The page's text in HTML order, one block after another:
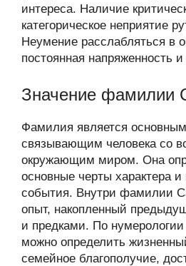
интереса. Наличие
категорическое неприятие
Неумение расслабляться в
постоянная напряженность
Значение фамилии
Фамилия является
связывающим человека со
окружающим миром. Она
основные черты характера
события. Внутри фамилии
опыт, накопленный
и предками. По
можно определить
семейное благополучие,